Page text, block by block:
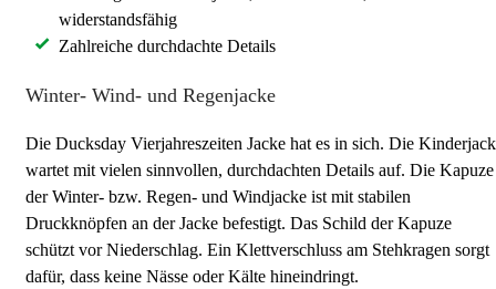
widerstandsfähig
Zahlreiche durchdachte Details
Winter- Wind- und Regenjacke
Die Ducksday Vierjahreszeiten Jacke hat es in sich. Die
wartet mit vielen sinnvollen, durchdachten Details auf. Die Kapuze
der Winter- bzw. Regen- und Windjacke ist mit stabilen
Druckknöpfen an der Jacke befestigt. Das Schild der Kapuze
schützt vor Niederschlag. Ein Klettverschluss am Stehkragen sorgt
dafür, dass keine Nässe oder Kälte hineindringt.